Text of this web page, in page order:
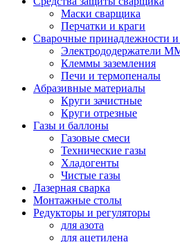
Маски сварщика
Перчатки и краги
Сварочные принадлежности и
Электрододержатели
Клеммы заземления
Печи и термопеналы
Абразивные материалы
Круги зачистные
Круги отрезные
Газы и баллоны
Газовые смеси
Технические газы
Хладогенты
Чистые газы
Лазерная сварка
Монтажные столы
Редукторы и регуляторы
для азота
для ацетилена